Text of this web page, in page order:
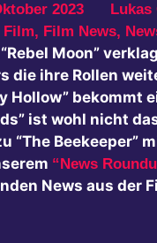
2023
Lukas
Film, Film News,
Moon”
die ihre Rollen
Hollow” bekommt
ist wohl nicht
“The Beekeeper”
“News
News aus der